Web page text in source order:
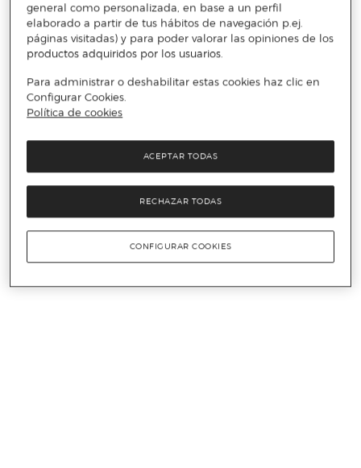
general como personalizada, en base a un perfil
elaborado a partir de tus hábitos de navegación p.ej.
páginas visitadas) y para poder valorar las opiniones de los
productos adquiridos por los usuarios.
Para administrar o deshabilitar estas cookies haz clic en
Configurar Cookies.
Política de cookies
RECHAZAR TODAS
ACEPTAR TODAS
CONFIGURAR COOKIES